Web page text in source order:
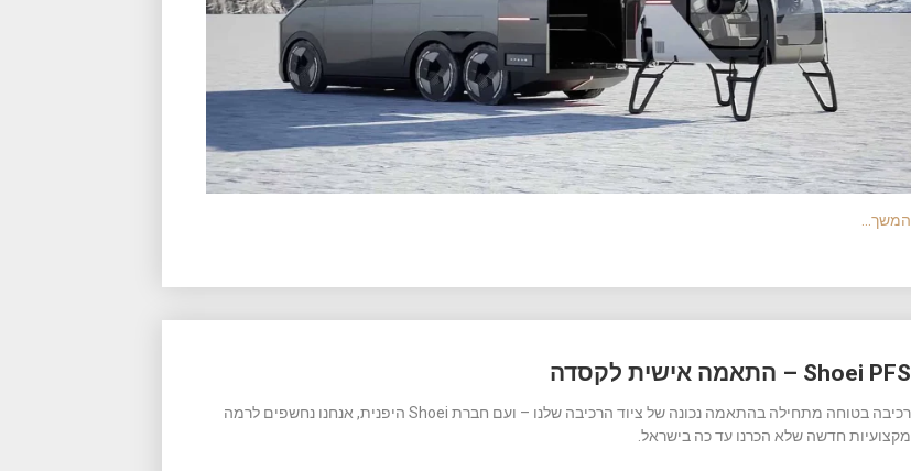
המשך…
Shoei PFS – התאמה אישית לקסדה
רכיבה בטוחה מתחילה בהתאמה נכונה של ציוד הרכיבה שלנו – ועם חברת Shoei היפנית, אנחנו נחשפים לרמה
מקצועיות חדשה שלא הכרנו עד כה בישראל.